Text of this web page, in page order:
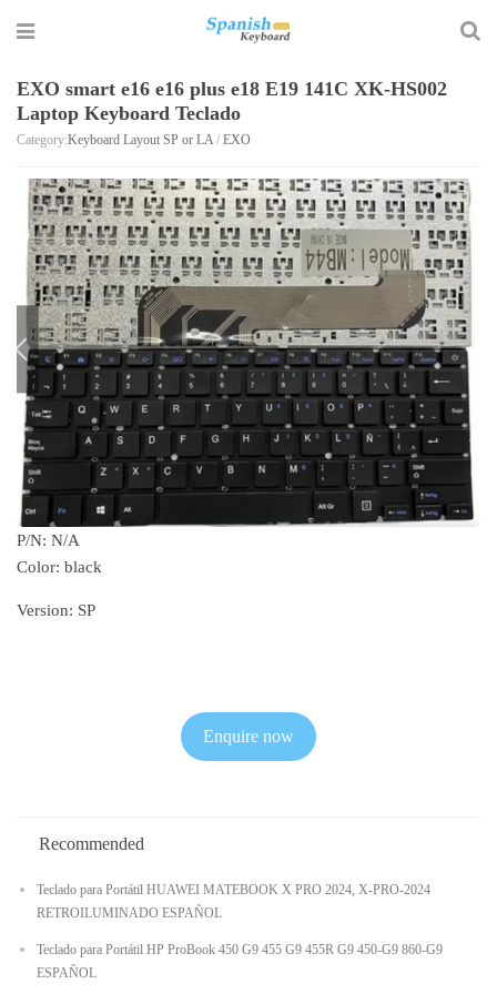
EXO smart e16 e16 plus e18 E19 141C XK-HS002
Laptop Keyboard Teclado
Category:Keyboard Layout SP or LA/ EXO
P/N: N/A
Color: black
Version: SP
Enquire now
Recommended
Teclado para Portátil HUAWEI MATEBOOK X PRO 2024, X-PRO-2024
RETROILUMINADO ESPAÑOL
Teclado para Portátil HP ProBook 450 G9 455 G9 455R G9 450-G9 860-G9
ESPAÑOL